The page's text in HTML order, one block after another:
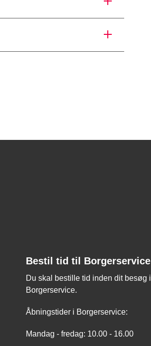
Bestil tid til Borgerservice
Du skal bestille tid inden dit besøg i
Borgerservice.
Åbningstider i Borgerservice:
Mandag - fredag: 10.00 - 16.00